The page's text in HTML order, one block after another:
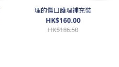
理的傷口護理補充裝
HK$160.00
HK$186.50